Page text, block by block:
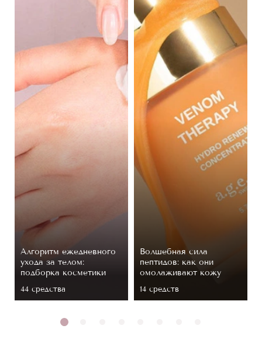
Алгоритм ежедневного
ухода за телом:
подборка косметики
44 средствa
Волшебная сила
пептидов: как они
омолаживают кожу
14 средств